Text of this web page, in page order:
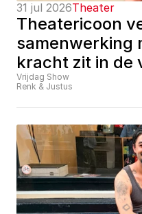
31 jul 2026Theater
Theatericoon
samenwerking
kracht zit in de
Vrijdag Show
Renk & Justus